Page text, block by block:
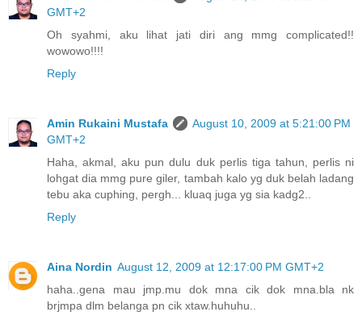
GMT+2
Oh syahmi, aku lihat jati diri ang mmg complicated!!
wowowo!!!!
Reply
Amin Rukaini Mustafa
August 10, 2009 at 5:21:00 PM
GMT+2
Haha, akmal, aku pun dulu duk perlis tiga tahun, perlis ni
lohgat dia mmg pure giler, tambah kalo yg duk belah ladang
tebu aka cuphing, pergh... kluaq juga yg sia kadg2..
Reply
Aina Nordin August 12, 2009 at 12:17:00 PM GMT+2
haha..gena mau jmp.mu dok mna cik dok mna.bla nk
brjmpa dlm belanga pn cik xtaw.huhuhu..